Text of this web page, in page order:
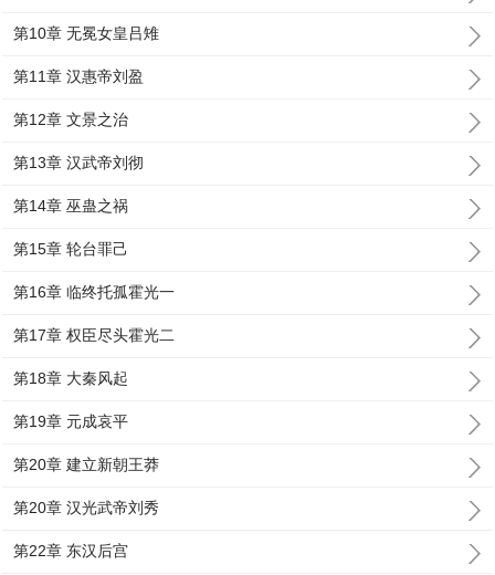
第10章 无冕女皇吕雉
第11章 汉惠帝刘盈
第12章 文景之治
第13章 汉武帝刘彻
第14章 巫蛊之祸
第15章 轮台罪己
第16章 临终托孤霍光一
第17章 权臣尽头霍光二
第18章 大秦风起
第19章 元成哀平
第20章 建立新朝王莽
第20章 汉光武帝刘秀
第22章 东汉后宫